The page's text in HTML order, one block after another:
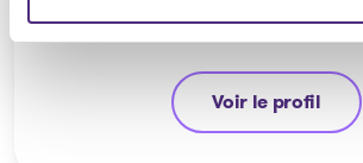
Voir le profil
Yannick